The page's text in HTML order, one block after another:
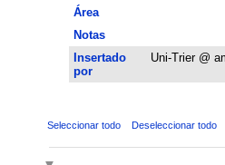
Área
Notas
Insertado
por
Uni-Trier @
Seleccionar todo Deseleccionar todo